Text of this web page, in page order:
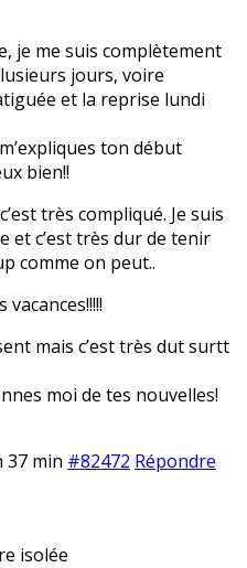
je me suis complètement
jours, voire
et la reprise lundi
ton début
bien!!
très compliqué. Je suis
et c’est très dur de tenir
comme on peut..
mais c’est très dut surtt
moi de tes nouvelles!
37 min #82472 Répondre
isolée